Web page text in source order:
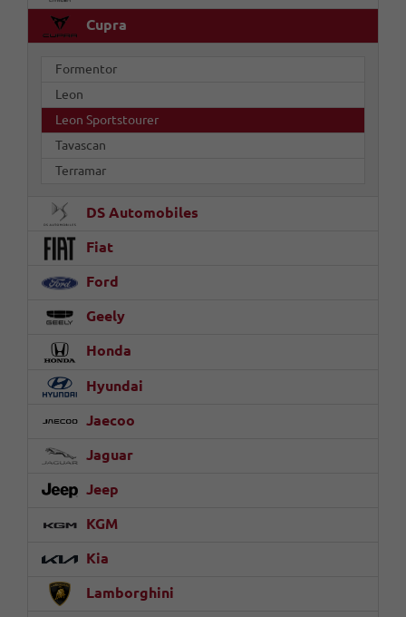
Cupra
Formentor
Leon
Leon Sportstourer
Tavascan
Terramar
DS Automobiles
Fiat
Ford
Geely
Honda
Hyundai
Jaecoo
Jaguar
Jeep
KGM
Kia
Lamborghini